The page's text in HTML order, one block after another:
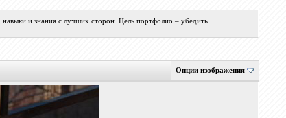
и знания с лучших сторон. Цель портфолио – убедить
Опции изображения